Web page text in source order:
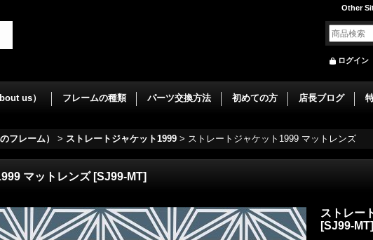
Other
ログイン
us） フレームの種類 パーツ交換方法 初めての方 店長ブログ
フレーム） > ストレートジャケット1999 > ストレートジャケット1999 マットレンズ
マットレンズ [SJ99-MT]
ストレー
[SJ99-MT]